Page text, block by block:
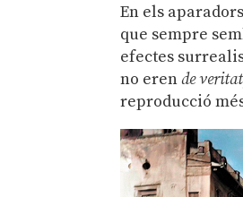
En els
que sempre
efectes
no erende veritat
reproducció